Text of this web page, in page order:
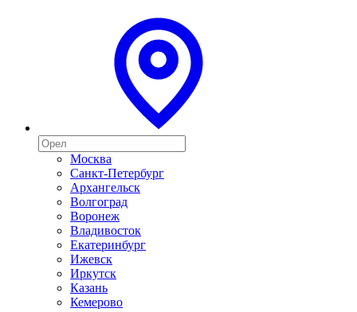
Москва
Санкт-Петербург
Архангельск
Волгоград
Воронеж
Владивосток
Екатеринбург
Ижевск
Иркутск
Казань
Кемерово